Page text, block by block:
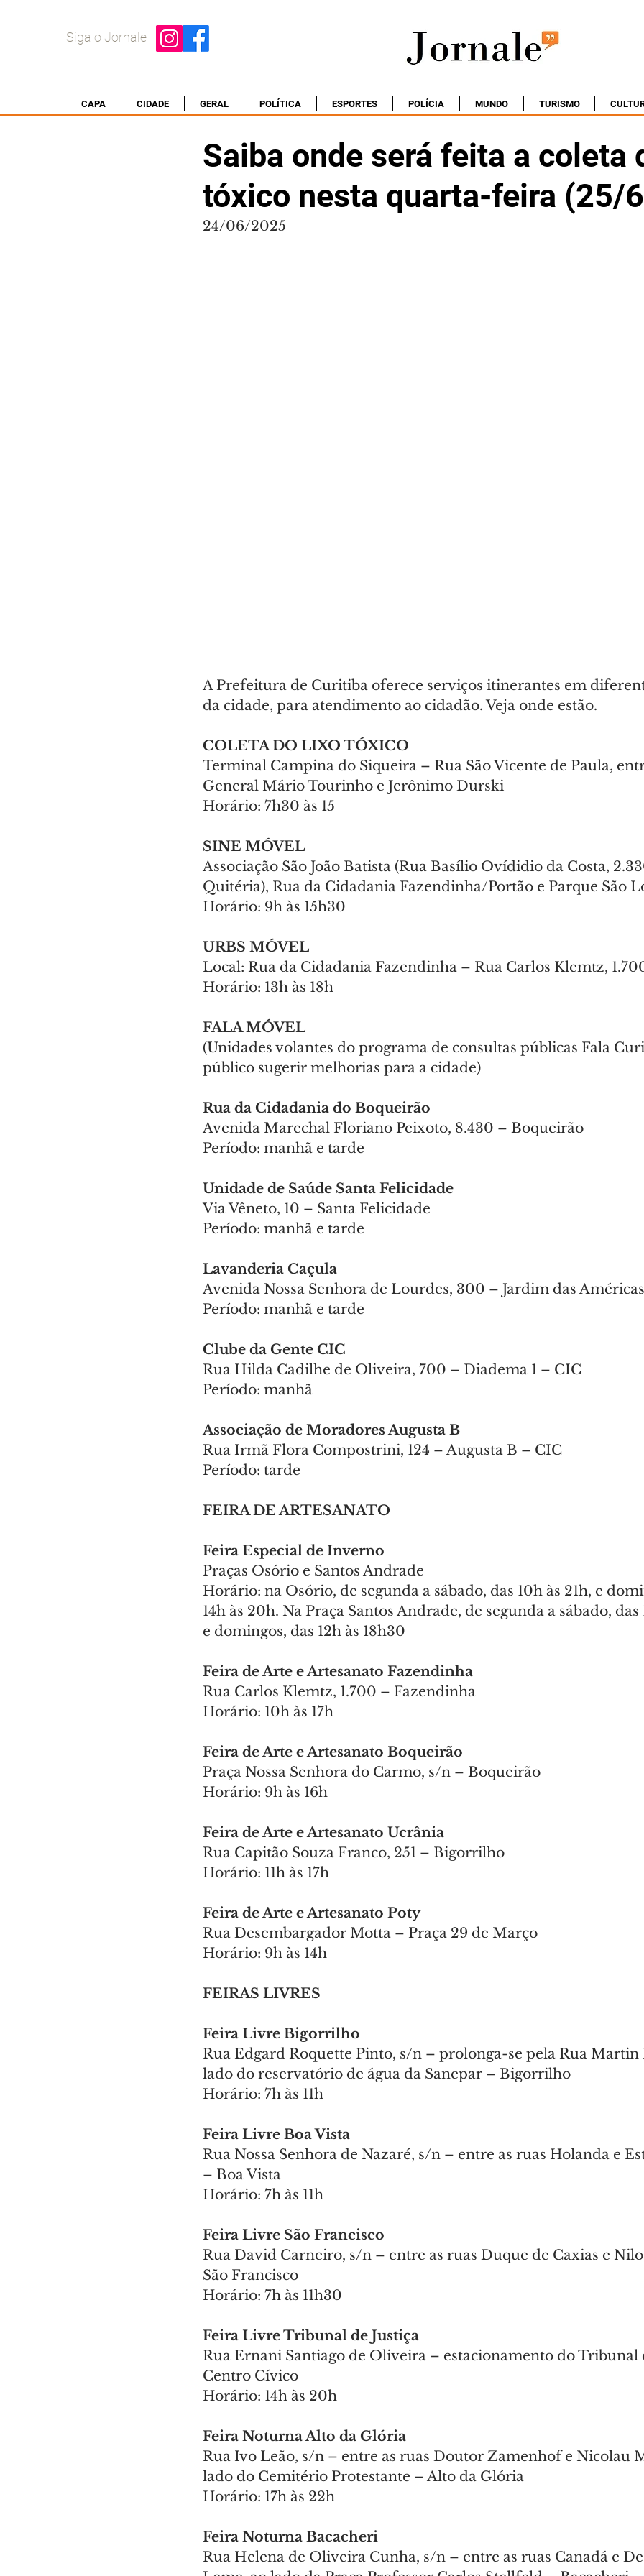
Siga o Jornale
CAPA CIDADE GERAL POLÍTICA ESPORTES POLÍCIA MUNDO TURISMO
Saiba onde será feita a coleta
tóxico nesta quarta-feira (25/
24/06/2025
A Prefeitura de Curitiba oferece serviços itinerantes em
da cidade, para atendimento ao cidadão. Veja onde estão.
COLETA DO LIXO TÓXICO
Terminal Campina do Siqueira – Rua São Vicente de Paula,
General Mário Tourinho e Jerônimo Durski
Horário: 7h30 às 15
SINE MÓVEL
Associação São João Batista (Rua Basílio Ovídidio da Costa,
Quitéria), Rua da Cidadania Fazendinha/Portão e Parque São
Horário: 9h às 15h30
URBS MÓVEL
Local: Rua da Cidadania Fazendinha – Rua Carlos Klemtz,
Horário: 13h às 18h
FALA MÓVEL
(Unidades volantes do programa de consultas públicas Fala
público sugerir melhorias para a cidade)
Rua da Cidadania do Boqueirão
Avenida Marechal Floriano Peixoto, 8.430 – Boqueirão
Período: manhã e tarde
Unidade de Saúde Santa Felicidade
Via Vêneto, 10 – Santa Felicidade
Período: manhã e tarde
Lavanderia Caçula
Avenida Nossa Senhora de Lourdes, 300 – Jardim das Américas
Período: manhã e tarde
Clube da Gente CIC
Rua Hilda Cadilhe de Oliveira, 700 – Diadema 1 – CIC
Período: manhã
Associação de Moradores Augusta B
Rua Irmã Flora Compostrini, 124 – Augusta B – CIC
Período: tarde
FEIRA DE ARTESANATO
Feira Especial de Inverno
Praças Osório e Santos Andrade
Horário: na Osório, de segunda a sábado, das 10h às 21h, e
14h às 20h. Na Praça Santos Andrade, de segunda a sábado, das
e domingos, das 12h às 18h30
Feira de Arte e Artesanato Fazendinha
Rua Carlos Klemtz, 1.700 – Fazendinha
Horário: 10h às 17h
Feira de Arte e Artesanato Boqueirão
Praça Nossa Senhora do Carmo, s/n – Boqueirão
Horário: 9h às 16h
Feira de Arte e Artesanato Ucrânia
Rua Capitão Souza Franco, 251 – Bigorrilho
Horário: 11h às 17h
Feira de Arte e Artesanato Poty
Rua Desembargador Motta – Praça 29 de Março
Horário: 9h às 14h
FEIRAS LIVRES
Feira Livre Bigorrilho
Rua Edgard Roquette Pinto, s/n – prolonga-se pela Rua Martin
lado do reservatório de água da Sanepar – Bigorrilho
Horário: 7h às 11h
Feira Livre Boa Vista
Rua Nossa Senhora de Nazaré, s/n – entre as ruas Holanda e
– Boa Vista
Horário: 7h às 11h
Feira Livre São Francisco
Rua David Carneiro, s/n – entre as ruas Duque de Caxias e
São Francisco
Horário: 7h às 11h30
Feira Livre Tribunal de Justiça
Rua Ernani Santiago de Oliveira – estacionamento do Tribunal
Centro Cívico
Horário: 14h às 20h
Feira Noturna Alto da Glória
Rua Ivo Leão, s/n – entre as ruas Doutor Zamenhof e Nicolau
lado do Cemitério Protestante – Alto da Glória
Horário: 17h às 22h
Feira Noturna Bacacheri
Rua Helena de Oliveira Cunha, s/n – entre as ruas Canadá e